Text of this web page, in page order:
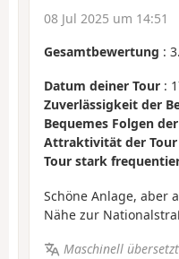
08 Jul 2025 um 14:51
Gesamtbewertung :
Datum deiner Tour :
Zuverlässigkeit der
Bequemes Folgen
Attraktivität der Tour
Tour stark
Schöne Anlage, aber
Nähe zur
Maschinell übersetzt